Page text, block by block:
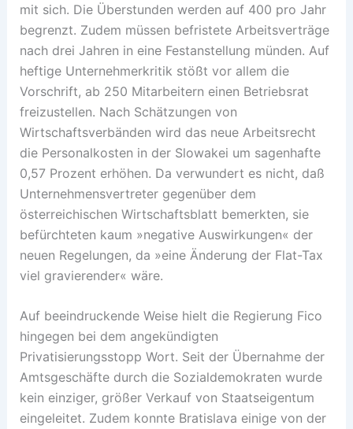
mit sich. Die Überstunden werden auf 400 pro Jahr
begrenzt. Zudem müssen befristete Arbeitsverträge
nach drei Jahren in eine Festanstellung münden. Auf
heftige Unternehmerkritik stößt vor allem die
Vorschrift, ab 250 Mitarbeitern einen Betriebsrat
freizustellen. Nach Schätzungen von
Wirtschaftsverbänden wird das neue Arbeitsrecht
die Personalkosten in der Slowakei um sagenhafte
0,57 Prozent erhöhen. Da verwundert es nicht, daß
Unternehmensvertreter gegenüber dem
österreichischen Wirtschaftsblatt bemerkten, sie
befürchteten kaum »negative Auswirkungen« der
neuen Regelungen, da »eine Änderung der Flat-Tax
viel gravierender« wäre.
Auf beeindruckende Weise hielt die Regierung Fico
hingegen bei dem angekündigten
Privatisierungsstopp Wort. Seit der Übernahme der
Amtsgeschäfte durch die Sozialdemokraten wurde
kein einziger, größer Verkauf von Staatseigentum
eingeleitet. Zudem konnte Bratislava einige von der